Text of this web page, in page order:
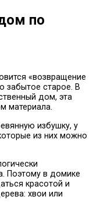
по
«возвращение
забытое старое. В
дом, эта
материала.
избушку, у
из них можно
Поэтому в домике
красотой и
хвои или